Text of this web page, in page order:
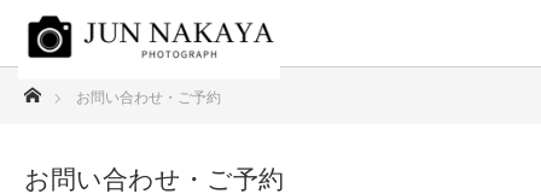
ホーム
お問い合わせ・ご予約
お問い合わせ・ご予約